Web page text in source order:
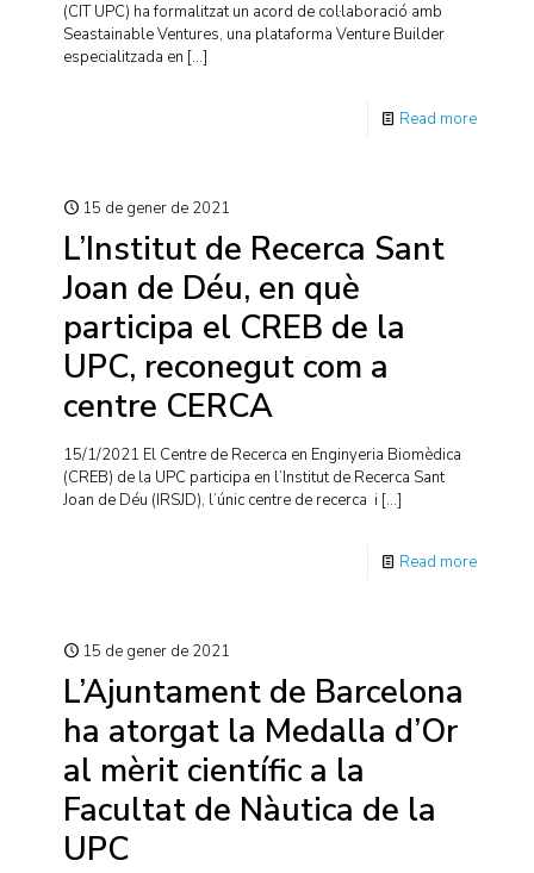
(CIT UPC) ha formalitzat un acord de col·laboració amb
Seastainable Ventures, una plataforma Venture Builder
especialitzada en […]
Read more
15 de gener de 2021
L’Institut de Recerca Sant
Joan de Déu, en què
participa el CREB de la
UPC, reconegut com a
centre CERCA
15/1/2021 El Centre de Recerca en Enginyeria Biomèdica
(CREB) de la UPC participa en l’Institut de Recerca Sant
Joan de Déu (IRSJD), l’únic centre de recerca i […]
Read more
15 de gener de 2021
L’Ajuntament de Barcelona
ha atorgat la Medalla d’Or
al mèrit científic a la
Facultat de Nàutica de la
UPC